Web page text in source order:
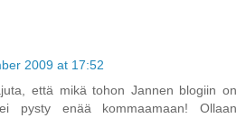
2009 at 17:52
että mikä tohon Jannen blogiin on
pysty enää kommaamaan! Ollaan